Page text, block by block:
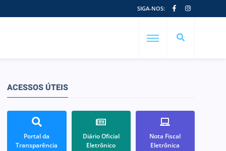
SIGA-NOS:
ACESSOS ÚTEIS
Portal da
Transparência
Diário Oficial
Eletrônico
Nota Fiscal
Eletrônica